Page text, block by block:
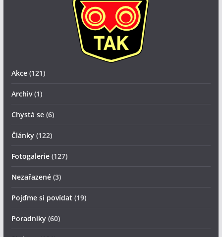
Akce(121)
Archiv(1)
Chystá se(6)
Články(122)
Fotogalerie(127)
Nezařazené(3)
Pojďme si povídat (19)
Poradníky(60)